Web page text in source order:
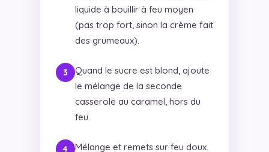
liquide à bouillir à feu moyen
(pas trop fort, sinon la crème fait
des grumeaux).
Quand le sucre est blond, ajoute
le mélange de la seconde
casserole au caramel, hors du
feu.
Mélange et remets sur feu doux.